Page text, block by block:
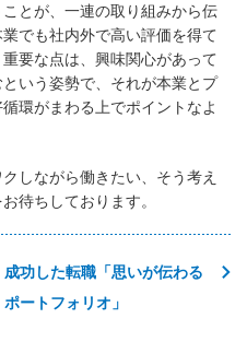
とが、一連の取り組みから伝
でも社内外で高い評価を得て
要な点は、興味関心があって
いう姿勢で、それが本業とプ
環がまわる上でポイントなよ
しながら働きたい、そう考え
待ちしております。
成功した転職「思いが伝わる
ポートフォリオ」